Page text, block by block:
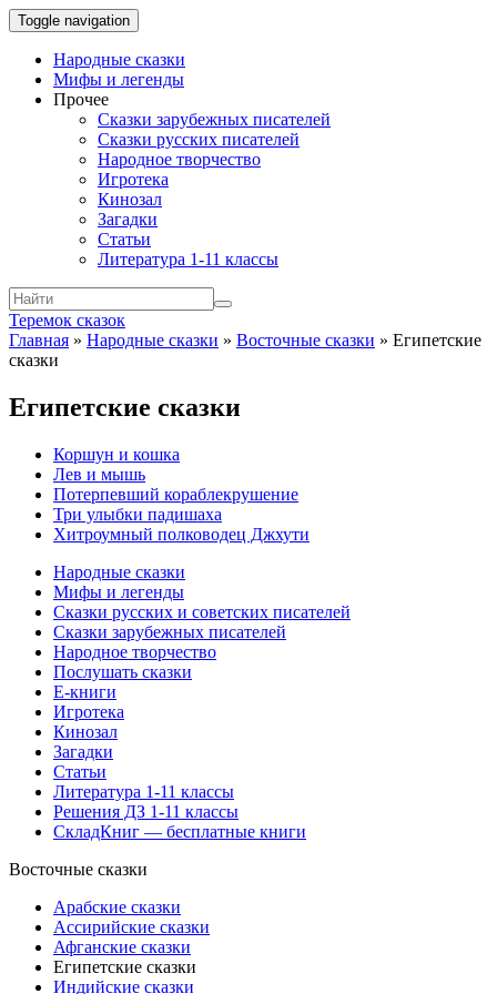
Toggle navigation
Народные сказки
Мифы и легенды
Прочее
Сказки зарубежных писателей
Сказки русских писателей
Народное творчество
Игротека
Кинозал
Загадки
Статьи
Литература 1-11 классы
Теремок сказок
Главная » Народные сказки » Восточные сказки » Египетские
сказки
Египетские сказки
Коршун и кошка
Лев и мышь
Потерпевший кораблекрушение
Три улыбки падишаха
Хитроумный полководец Джхути
Народные сказки
Мифы и легенды
Сказки русских и советских писателей
Сказки зарубежных писателей
Народное творчество
Послушать сказки
Е-книги
Игротека
Кинозал
Загадки
Статьи
Литература 1-11 классы
Решения ДЗ 1-11 классы
СкладКниг — бесплатные книги
Восточные сказки
Арабские сказки
Ассирийские сказки
Афганские сказки
Египетские сказки
Индийские сказки